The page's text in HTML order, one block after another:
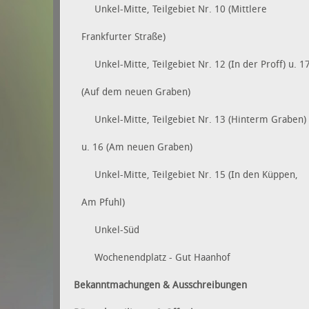
Unkel-Mitte, Teilgebiet Nr. 10 (Mittlere
Frankfurter Straße)
Unkel-Mitte, Teilgebiet Nr. 12 (In der Proff) u.
(Auf dem neuen Graben)
Unkel-Mitte, Teilgebiet Nr. 13 (Hinterm Graben)
u. 16 (Am neuen Graben)
Unkel-Mitte, Teilgebiet Nr. 15 (In den Küppen,
Am Pfuhl)
Unkel-Süd
Wochenendplatz - Gut Haanhof
Bekanntmachungen & Ausschreibungen